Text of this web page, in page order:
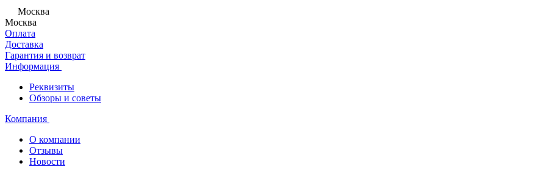
Москва
Москва
Оплата
Доставка
Гарантия и возврат
Информация
Реквизиты
Обзоры и советы
Компания
О компании
Отзывы
Новости